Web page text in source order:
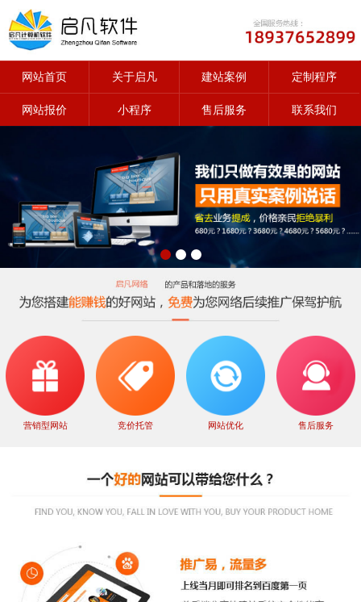
网站首页 关于启凡 建站案例 定制程序
网站报价 小程序 售后服务 联系我们
营销型网站 竞价托管 网站优化 售后服务